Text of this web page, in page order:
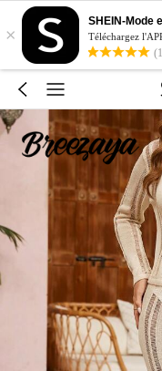
×
SHEIN-Mode
Téléchargez